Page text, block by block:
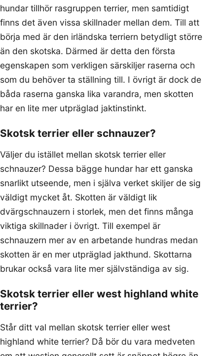
hundar tillhör rasgruppen terrier, men samtidigt
finns det även vissa skillnader mellan dem. Till att
börja med är den irländska terriern betydligt större
än den skotska. Därmed är detta den första
egenskapen som verkligen särskiljer raserna och
som du behöver ta ställning till. I övrigt är dock de
båda raserna ganska lika varandra, men skotten
har en lite mer utpräglad jaktinstinkt.
Skotsk terrier eller schnauzer?
Väljer du istället mellan skotsk terrier eller
schnauzer? Dessa bägge hundar har ett ganska
snarlikt utseende, men i själva verket skiljer de sig
väldigt mycket åt. Skotten är väldigt lik
dvärgschnauzern i storlek, men det finns många
viktiga skillnader i övrigt. Till exempel är
schnauzern mer av en arbetande hundras medan
skotten är en mer utpräglad jakthund. Skottarna
brukar också vara lite mer självständiga av sig.
Skotsk terrier eller west highland white
terrier?
Står ditt val mellan skotsk terrier eller west
highland white terrier? Då bör du vara medveten